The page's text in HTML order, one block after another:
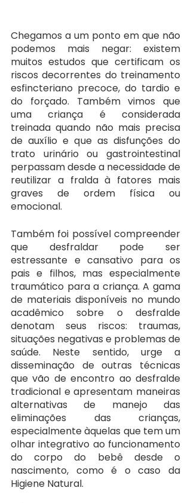
Chegamos a um ponto em que não
podemos mais negar: existem
muitos estudos que certificam os
riscos decorrentes do treinamento
esfincteriano precoce, do tardio e
do forçado. Também vimos que
uma criança é considerada
treinada quando não mais precisa
de auxílio e que as disfunções do
trato urinário ou gastrointestinal
perpassam desde a necessidade de
reutilizar a fralda à fatores mais
graves de ordem física ou
emocional.
Também foi possível compreender
que desfraldar pode ser
estressante e cansativo para os
pais e filhos, mas especialmente
traumático para a criança. A gama
de materiais disponíveis no mundo
acadêmico sobre o desfralde
denotam seus riscos: traumas,
situações negativas e problemas de
saúde. Neste sentido, urge a
disseminação de outras técnicas
que vão de encontro ao desfralde
tradicional e apresentam maneiras
alternativas de manejo das
eliminações das crianças,
especialmente àquelas que tem um
olhar integrativo ao funcionamento
do corpo do bebê desde o
nascimento, como é o caso da
Higiene Natural.